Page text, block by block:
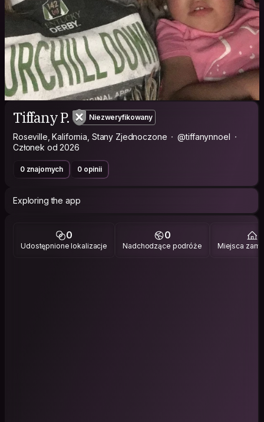
Tiffany P. Niezweryfikowany
Roseville, Kalifornia, Stany Zjednoczone
@tiffanynnoel
Członek od 2026
0 znajomych 0 opinii
Exploring the app
0
Udostępnione lokalizacje
0
Nadchodzące podróże Miejsca